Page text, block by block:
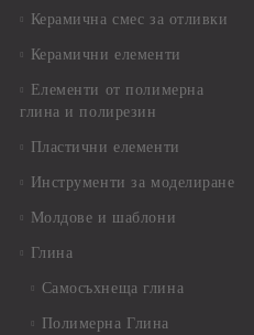
Керамична смес за отливки
Керамични елементи
Елементи от полимерна
глина и полирезин
Пластични елементи
Инструменти за моделиране
Молдове и шаблони
Глина
Самосъхнеща глина
Полимерна Глина